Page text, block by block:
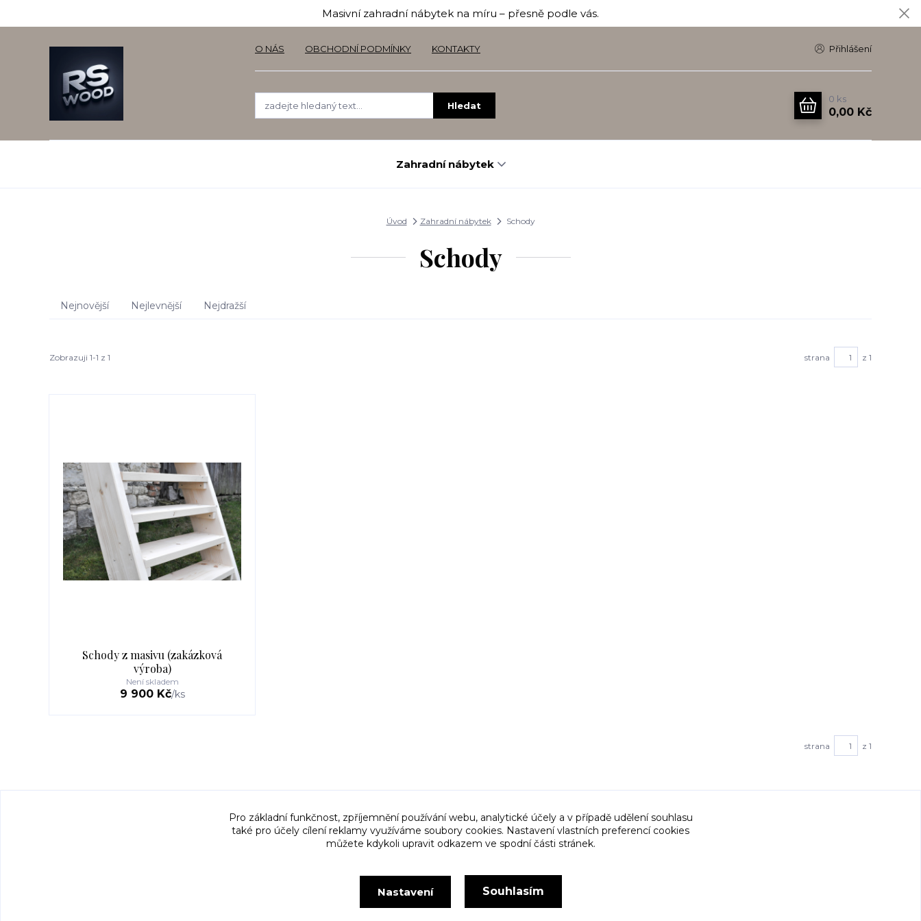
Masivní zahradní nábytek na míru – přesně podle vás.
O NÁS OBCHODNÍ PODMÍNKY KONTAKTY Přihlášení
Hledat
0 ks
0,00 Kč
Zahradní nábytek
Úvod Zahradní nábytek Schody
Schody
Nejnovější Nejlevnější Nejdražší
Zobrazuji 1-1 z 1 strana z 1
Schody z masivu (zakázková
výroba)
9 900 Kč/ks
Není skladem
strana z 1
Pro základní funkčnost, zpříjemnění používání webu, analytické účely a v případě udělení souhlasu
také pro účely cílení reklamy využíváme soubory cookies. Nastavení vlastních preferencí cookies
můžete kdykoli upravit odkazem ve spodní části stránek.
Nastavení Souhlasím